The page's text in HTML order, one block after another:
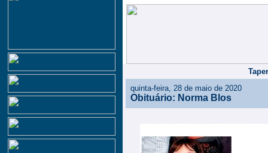
quinta-feira, 28 de maio de 2020
Obituário: Norma Blos